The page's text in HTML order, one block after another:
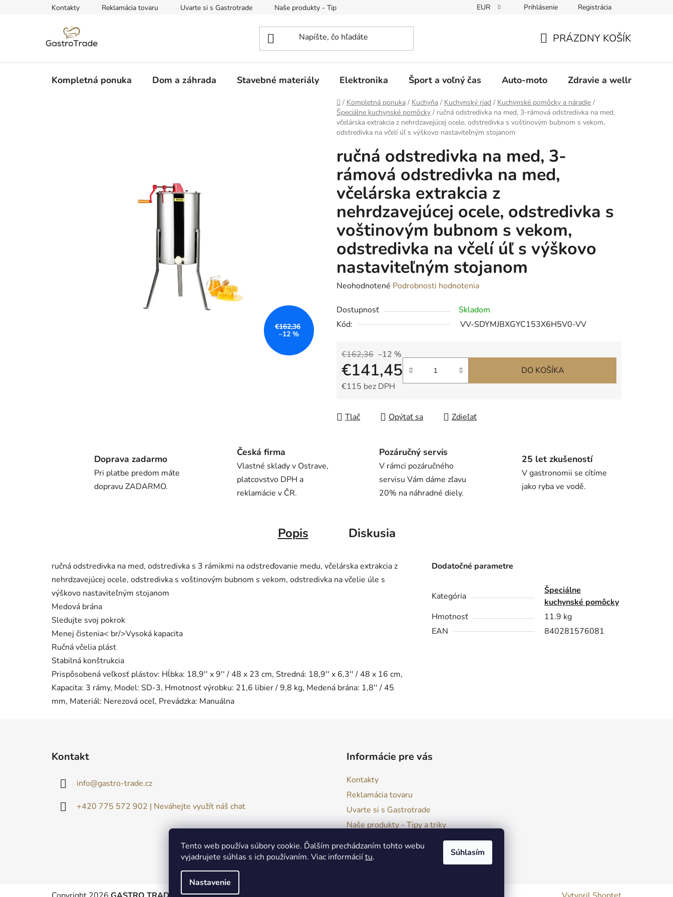
Tento web používa súbory cookie. Ďalším prechádzaním tohto webu
vyjadrujete súhlas s ich používaním. Viac informáciítu.
Nastavenie
Súhlasím
Kontakty Reklamácia tovaru Uvarte si s Gastrotrade Naše produkty - Tipy a triky Moja objednávka
EUR Prihlásenie Registrácia
KOŠÍK
PRÁZDNY KOŠÍK
Kompletná ponuka Dom a záhrada Stavebné materiály Elektronika Šport a voľný čas Auto-moto Zdravie a wellness
Domov
/ Kompletná ponuka / Kuchyňa / Kuchynský riad / Kuchynské pomôcky a náradie /
Špeciálne kuchynské pomôcky / ručná odstredivka na med, 3-rámová odstredivka na med,
včelárska extrakcia z nehrdzavejúcej ocele, odstredivka s voštinovým bubnom s vekom,
odstredivka na včelí úľ s výškovo nastaviteľným stojanom
ručná odstredivka na med, 3-
rámová odstredivka na med,
včelárska extrakcia z
nehrdzavejúcej ocele, odstredivka s
voštinovým bubnom s vekom,
odstredivka na včelí úľ s výškovo
nastaviteľným stojanom
Priemerné
produktu
je
hviezdičiek.
Neohodnotené Podrobnosti hodnotenia
Dostupnosť
Skladom
Kód:
VV-SDYMJBXGYC153X6H5V0-VV
€162,36 –12 %
€141,45
€115 bez DPH
DO KOŠÍKA
Tlač Opýtať sa Zdieľať
€162,36
–12 %
Doprava zadarmo
Pri platbe predom máte
dopravu ZADARMO.
Česká firma
Vlastné sklady v Ostrave,
platcovstvo DPH a
reklamácie v ČR.
Pozáručný servis
V rámci pozáručného
servisu Vám dáme zľavu
20% na náhradné diely.
25 let zkušeností
V gastronomii se cítíme
jako ryba ve vodě.
Popis Diskusia
ručná odstredivka na med, odstredivka s 3 rámikmi na odstreďovanie medu, včelárska extrakcia z
nehrdzavejúcej ocele, odstredivka s voštinovým bubnom s vekom, odstredivka na včelie úle s
výškovo nastaviteľným stojanom
Medová brána
Sledujte svoj pokrok
Menej čistenia< br/>Vysoká kapacita
Ručná včelia plást
Stabilná konštrukcia
Prispôsobená veľkosť plástov: Hĺbka: 18,9'' x 9'' / 48 x 23 cm, Stredná: 18,9'' x 6,3'' / 48 x 16 cm,
Kapacita: 3 rámy, Model: SD-3, Hmotnosť výrobku: 21,6 libier / 9,8 kg, Medená brána: 1,8'' / 45
mm, Materiál: Nerezová oceľ, Prevádzka: Manuálna
Dodatočné parametre
Kategória
Špeciálne
kuchynské pomôcky
Hmotnosť
11.9 kg
EAN
840281576081
Kontakt
info@gastro-trade.cz
+420 775 572 902 | Neváhejte využít náš chat
Informácie pre vás
Kontakty
Reklamácia tovaru
Uvarte si s Gastrotrade
Naše produkty - Tipy a triky
Obchodné podmienky
Moja objednávka